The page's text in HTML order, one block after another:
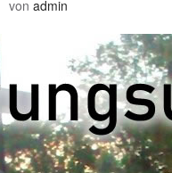
von admin